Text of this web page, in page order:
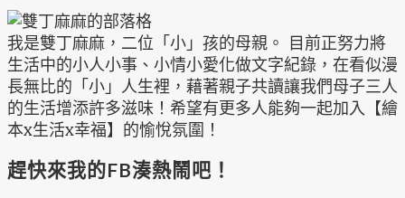
我是雙丁麻麻，二位「小」孩的母親。 目前正努力將
生活中的小人小事、小情小愛化做文字紀錄，在看似漫
長無比的「小」人生裡，藉著親子共讀讓我們母子三人
的生活增添許多滋味！希望有更多人能夠一起加入【繪
本x生活x幸福】的愉悅氛圍！
趕快來我的FB湊熱鬧吧！